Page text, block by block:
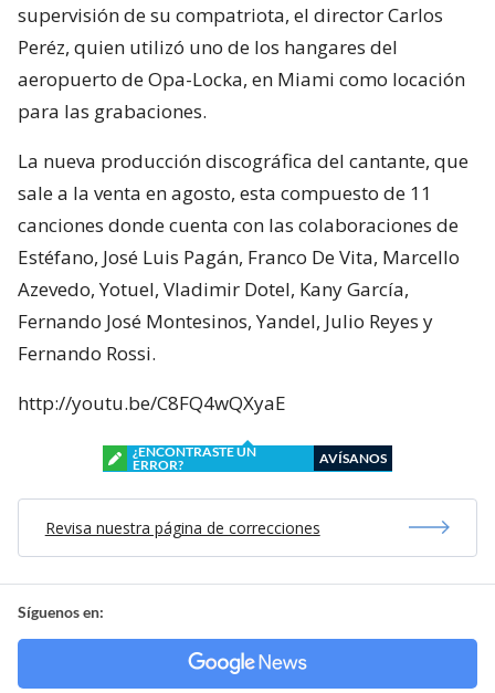
supervisión de su compatriota, el director Carlos
Peréz, quien utilizó uno de los hangares del
aeropuerto de Opa-Locka, en Miami como locación
para las grabaciones.
La nueva producción discográfica del cantante, que
sale a la venta en agosto, esta compuesto de 11
canciones donde cuenta con las colaboraciones de
Estéfano, José Luis Pagán, Franco De Vita, Marcello
Azevedo, Yotuel, Vladimir Dotel, Kany García,
Fernando José Montesinos, Yandel, Julio Reyes y
Fernando Rossi.
http://youtu.be/C8FQ4wQXyaE
¿ENCONTRASTE UN
ERROR?
AVÍSANOS
Revisa nuestra página de correcciones
Síguenos en: